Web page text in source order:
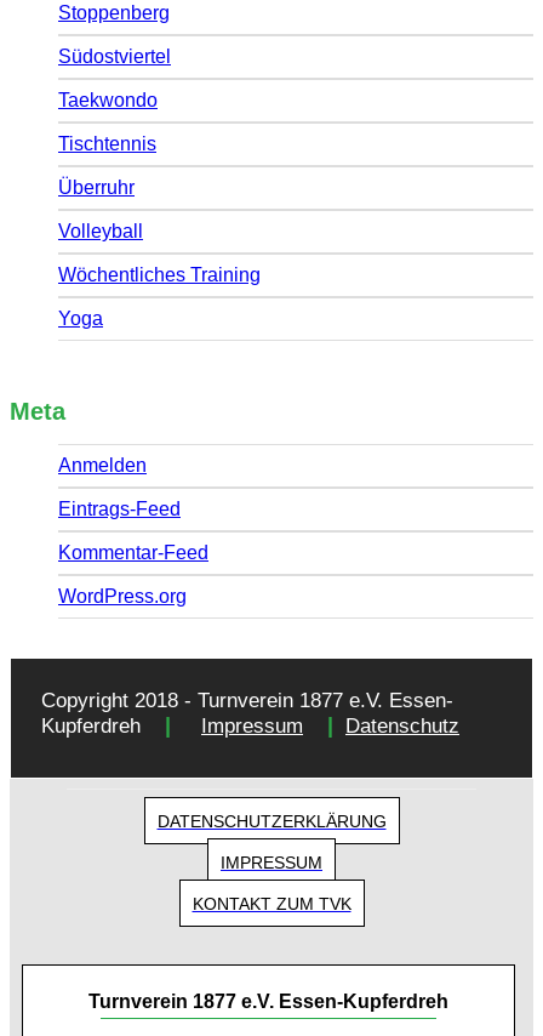
Stoppenberg
Südostviertel
Taekwondo
Tischtennis
Überruhr
Volleyball
Wöchentliches Training
Yoga
Meta
Anmelden
Eintrags-Feed
Kommentar-Feed
WordPress.org
Copyright 2018 - Turnverein 1877 e.V. Essen-
Kupferdreh
| Impressum | Datenschutz
DATENSCHUTZERKLÄRUNG
IMPRESSUM
KONTAKT ZUM TVK
Turnverein 1877 e.V. Essen-Kupferdreh